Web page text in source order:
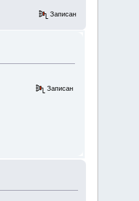
Записан
Записан